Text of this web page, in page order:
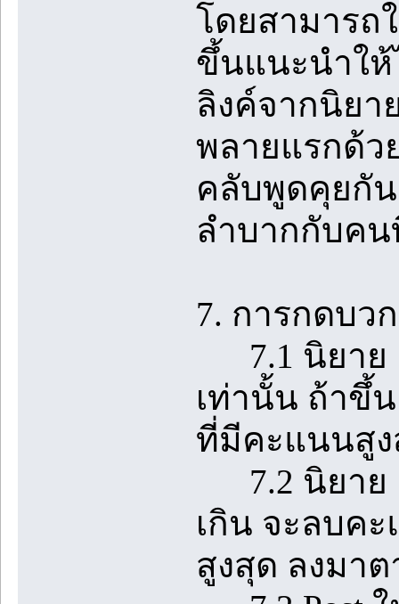
โดยสามารถ
ขึ้นแนะนำให้
ลิงค์จากนิย
พลายแรกด้ว
คลับพูดคุยกัน
ลำบากกับค
7. การกดบว
7.1 นิยาย
เท่านั้น ถ้าขึ้
ที่มีคะแนนสู
7.2 นิยาย 1
เกิน จะลบค
สูงสุด ลงมา